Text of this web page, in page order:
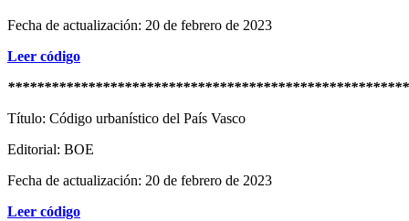
Fecha de actualización: 20 de febrero de 2023
Leer código
Título: Código urbanístico del País Vasco
Editorial: BOE
Fecha de actualización: 20 de febrero de 2023
Leer código